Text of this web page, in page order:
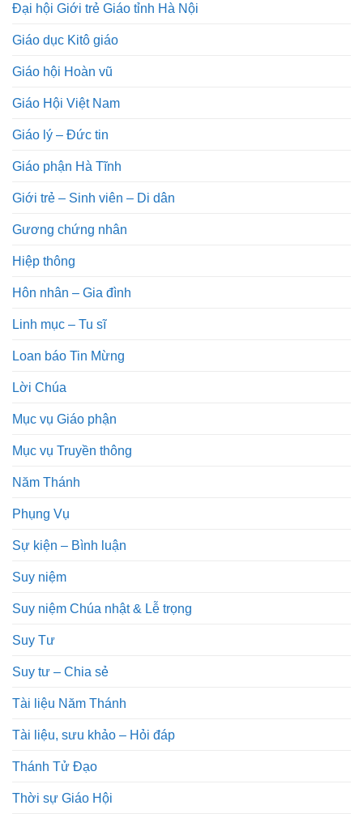
Đại hội Giới trẻ Giáo tỉnh Hà Nội
Giáo dục Kitô giáo
Giáo hội Hoàn vũ
Giáo Hội Việt Nam
Giáo lý – Đức tin
Giáo phận Hà Tĩnh
Giới trẻ – Sinh viên – Di dân
Gương chứng nhân
Hiệp thông
Hôn nhân – Gia đình
Linh mục – Tu sĩ
Loan báo Tin Mừng
Lời Chúa
Mục vụ Giáo phận
Mục vụ Truyền thông
Năm Thánh
Phụng Vụ
Sự kiện – Bình luận
Suy niệm
Suy niệm Chúa nhật & Lễ trọng
Suy Tư
Suy tư – Chia sẻ
Tài liệu Năm Thánh
Tài liệu, sưu khảo – Hỏi đáp
Thánh Tử Đạo
Thời sự Giáo Hội